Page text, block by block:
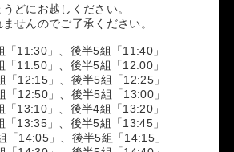
どにお越しください。
せんのでご了承ください。
11:30」、後半5組「11:40」
11:50」、後半5組「12:00」
12:15」、後半5組「12:25」
12:50」、後半5組「13:00」
13:10」、後半4組「13:20」
13:35」、後半5組「13:45」
14:05」、後半5組「14:15」